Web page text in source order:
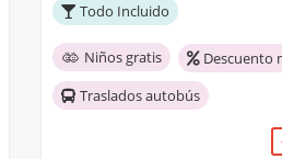
Todo Incluido
Niños gratis
Descuento
Traslados autobús